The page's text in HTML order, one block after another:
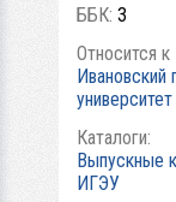
ББК: 3
Относится
Ивановский
университет
Каталоги:
Выпускные
ИГЭУ